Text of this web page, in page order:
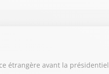
étrangère avant la